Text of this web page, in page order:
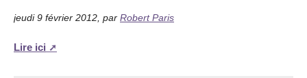
jeudi 9 février 2012 par Robert Paris
Lire ici